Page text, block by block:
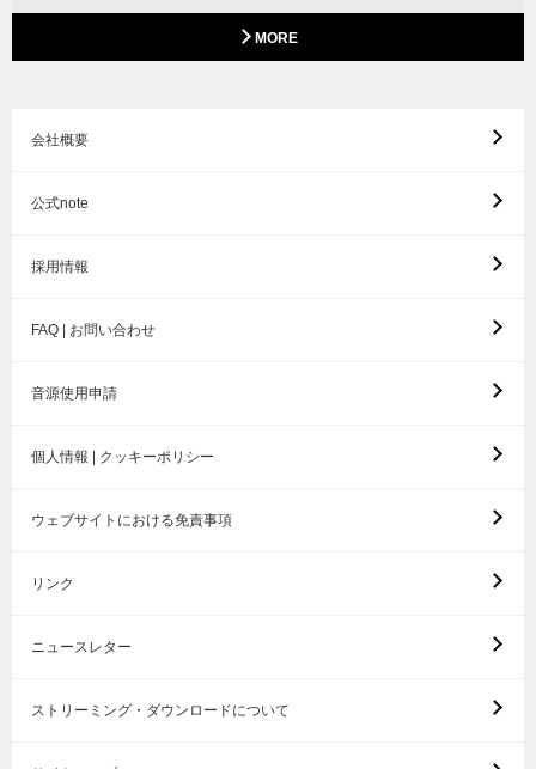
MORE
会社概要
公式note
採用情報
FAQ | お問い合わせ
音源使用申請
個人情報 | クッキーポリシー
ウェブサイトにおける免責事項
リンク
ニュースレター
ストリーミング・ダウンロードについて